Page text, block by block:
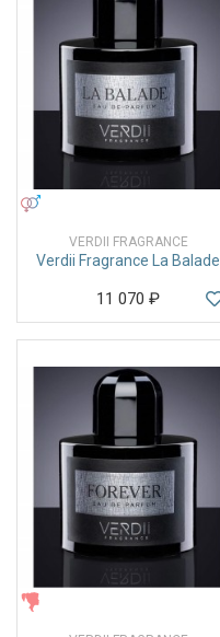
VERDII FRAGRANCE
Verdii Fragrance La Balade
11 070 ₽